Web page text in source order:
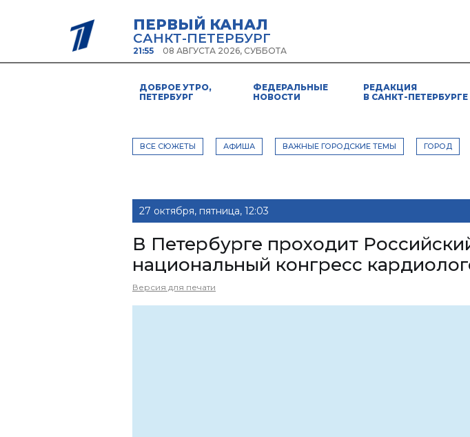
ПЕРВЫЙ КАНАЛ
САНКТ-ПЕТЕРБУРГ
21:55 08 АВГУСТА 2026, СУББОТА
ДОБРОЕ УТРО,
ПЕТЕРБУРГ
ФЕДЕРАЛЬНЫЕ
НОВОСТИ
РЕДАКЦИЯ
В САНКТ-ПЕТЕРБУРГЕ
ВСЕ СЮЖЕТЫ АФИША ВАЖНЫЕ ГОРОДСКИЕ ТЕМЫ ГОРОД
27 октября, пятница, 12:03
В Петербурге проходит
национальный конгресс
Версия для печати